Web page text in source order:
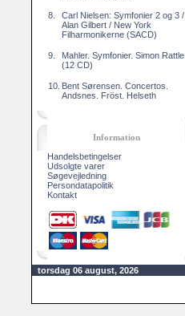
8.
Carl Nielsen: Symfonier 2 og 3 /
Alan Gilbert / New York
Filharmonikerne (SACD)
9.
Mahler. Symfonier. Simon Rattle
(12 CD)
10. Bent Sørensen. Concertos.
Andsnes. Fröst. Helseth
Information
Handelsbetingelser
Udsolgte varer
Søgevejledning
Persondatapolitik
Kontakt
torsdag 06 august, 2026